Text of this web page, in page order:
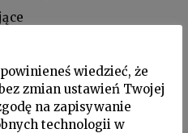
dnia
wiedzieć, że
zmian ustawień Twojej
na zapisywanie
technologii w